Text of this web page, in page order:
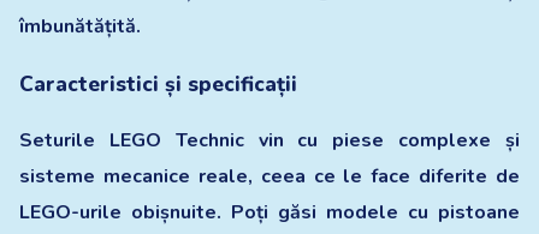
îmbunătățită.
Caracteristici și specificații
Seturile LEGO Technic vin cu piese complexe și
sisteme mecanice reale, ceea ce le face diferite de
LEGO-urile obișnuite. Poți găsi modele cu pistoane